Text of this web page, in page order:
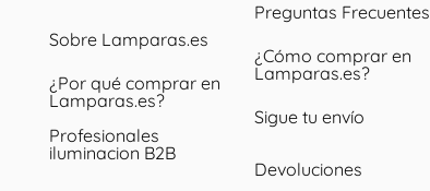
Sobre Lamparas.es
¿Por qué comprar en
Lamparas.es?
Profesionales
iluminacion B2B
Preguntas Frecuentes
¿Cómo comprar en
Lamparas.es?
Sigue tu envío
Devoluciones